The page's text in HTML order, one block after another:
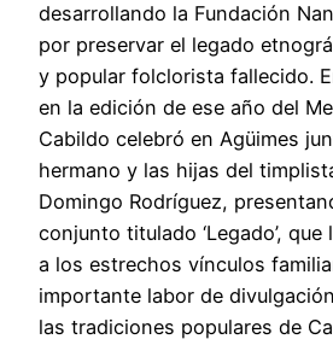
desarrollando la Fundación
por preservar el legado
y popular folclorista fallecido.
en la edición de ese año del
Cabildo celebró en Agüimes
hermano y las hijas del
Domingo Rodríguez,
conjunto titulado ‘Legado’,
a los estrechos vínculos
importante labor de
las tradiciones populares de